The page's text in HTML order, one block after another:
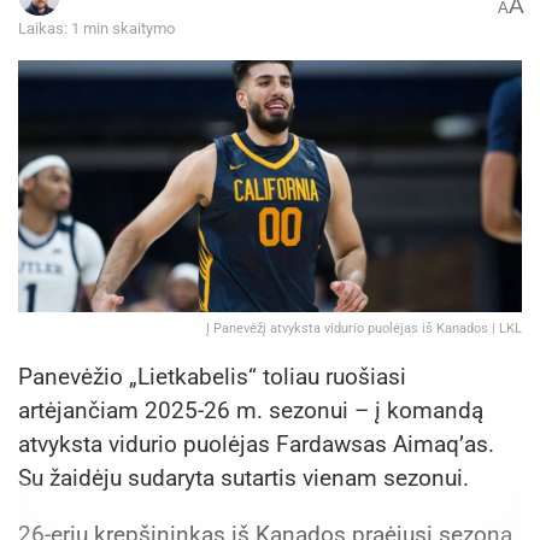
Dar vienas privalumas – dviračiu galima važiuoti
nepriklausomai nuo amžiaus ar fizinio
pasirengimo. Daugelis dviratininkų pažymi, kad
toks reguliarus sportas padeda atsipalaiduoti,
pagerina nuotaiką, o pasiekti rezultatai suteikia
pasitenkinimo jausmą.
Laikas: 1 min skaitymo
AA
Į Panevėžį atvyksta vidurio puolėjas iš Kanados | LKL
Panevėžio „Lietkabelis“ toliau ruošiasi
artėjančiam 2025-26 m. sezonui – į komandą
atvyksta vidurio puolėjas Fardawsas Aimaq’as.
Su žaidėju sudaryta sutartis vienam sezonui.
26-erių krepšininkas iš Kanados praėjusį sezoną